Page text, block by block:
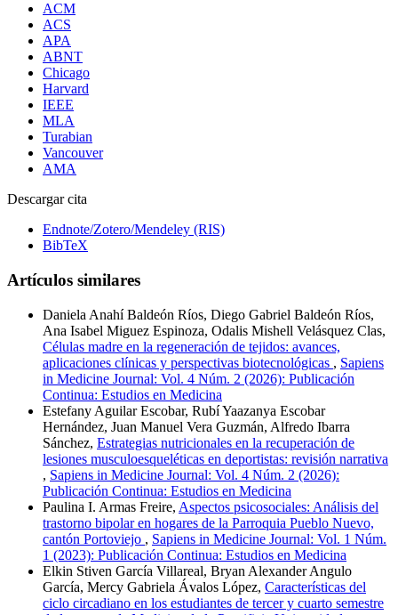
ACM
ACS
APA
ABNT
Chicago
Harvard
IEEE
MLA
Turabian
Vancouver
AMA
Descargar cita
Endnote/Zotero/Mendeley (RIS)
BibTeX
Artículos similares
Daniela Anahí Baldeón Ríos, Diego Gabriel Baldeón Ríos,
Ana Isabel Miguez Espinoza, Odalis Mishell Velásquez Clas,
Células madre en la regeneración de tejidos: avances,
aplicaciones clínicas y perspectivas biotecnológicas , Sapiens
in Medicine Journal: Vol. 4 Núm. 2 (2026): Publicación
Continua: Estudios en Medicina
Estefany Aguilar Escobar, Rubí Yaazanya Escobar
Hernández, Juan Manuel Vera Guzmán, Alfredo Ibarra
Sánchez, Estrategias nutricionales en la recuperación de
lesiones musculoesqueléticas en deportistas: revisión narrativa
, Sapiens in Medicine Journal: Vol. 4 Núm. 2 (2026):
Publicación Continua: Estudios en Medicina
Paulina I. Armas Freire, Aspectos psicosociales: Análisis del
trastorno bipolar en hogares de la Parroquia Pueblo Nuevo,
cantón Portoviejo , Sapiens in Medicine Journal: Vol. 1 Núm.
1 (2023): Publicación Continua: Estudios en Medicina
Elkin Stiven García Villareal, Bryan Alexander Angulo
García, Mercy Gabriela Ávalos López, Características del
ciclo circadiano en los estudiantes de tercer y cuarto semestre